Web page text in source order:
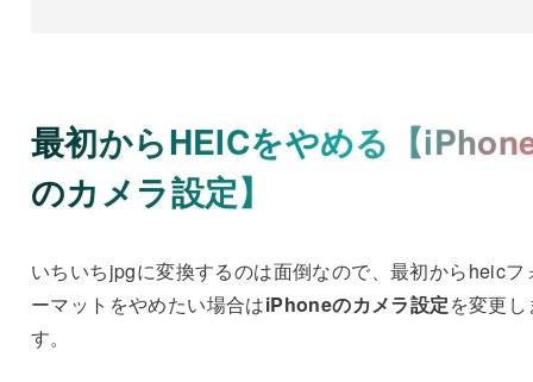
最初からHEICをやめる【
のカメラ設定】
いちいちjpgに変換するのは面倒なので、最初からheicフ
ーマットをやめたい場合はiPhoneのカメラ設定を変更し
す。